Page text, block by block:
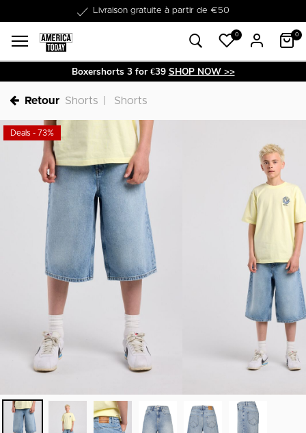
Dans les 1-3 jours livrable
0 0
Boxershorts 3 for €39 SHOP NOW >>
Retour Shorts Shorts
Deals - 73%